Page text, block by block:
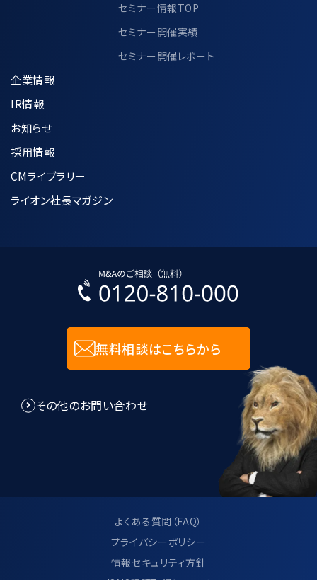
セミナー情報TOP
セミナー開催実績
セミナー開催レポート
企業情報
IR情報
お知らせ
採用情報
CMライブラリー
ライオン社長マガジン
無料相談はこちらから
その他のお問い合わせ
よくある質問（FAQ）
プライバシーポリシー
情報セキュリティ方針